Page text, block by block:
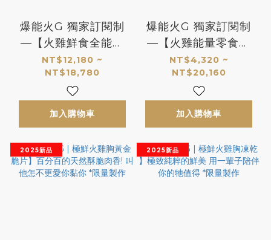
爆能火G 獨家訂閱制
—【火雞鮮食全能營
養組】最純粹的天然
機能肉底，完美您寵
愛毛孩的生鮮食日常
NT$12,180 ~
NT$18,780
加入購物車
爆能火G 獨家訂閱制
—【火雞能量零食補
給組】頂級純粹的爆
能獎勵！專屬毛孩的
火雞能量定期配
NT$4,320 ~
NT$20,160
加入購物車
2025新品 2025新品